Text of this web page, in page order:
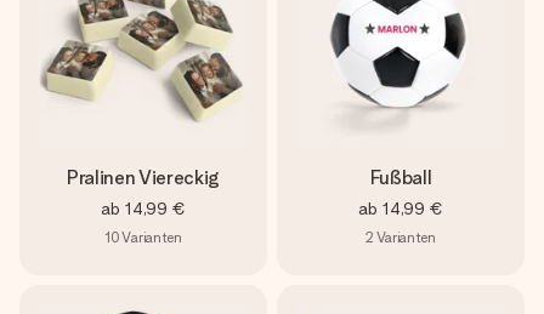
Pralinen Viereckig
ab 14,99 €
10Varianten
Fußball
ab 14,99 €
2 Varianten